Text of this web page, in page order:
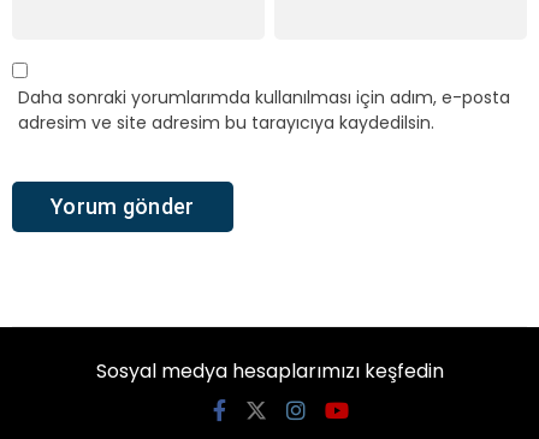
Daha sonraki yorumlarımda kullanılması için adım, e-posta
adresim ve site adresim bu tarayıcıya kaydedilsin.
Sosyal medya hesaplarımızı keşfedin